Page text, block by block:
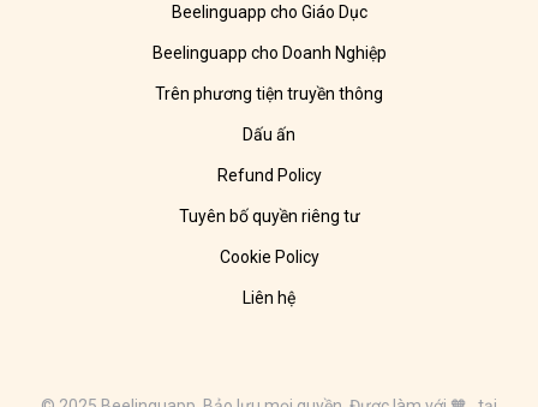
Beelinguapp cho Giáo Dục
Beelinguapp cho Doanh Nghiệp
Trên phương tiện truyền thông
Dấu ấn
Refund Policy
Tuyên bố quyền riêng tư
Cookie Policy
Liên hệ